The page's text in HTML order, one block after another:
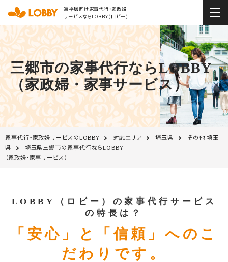
富裕層向け家事代行・家政婦
サービスならLOBBY(ロビー)
三郷市の家事代行ならLOBBY
（家政婦・家事サービス）
家事代行・家政婦サービスのLOBBY 対応エリア 埼玉県
その他 埼玉
県
埼玉県三郷市の家事代行ならLOBBY
（家政婦・家事サービス）
LOBBY（ロビー）の家事代行サービス
の特長は？
「安心」と「信頼」へのこ
だわりです。